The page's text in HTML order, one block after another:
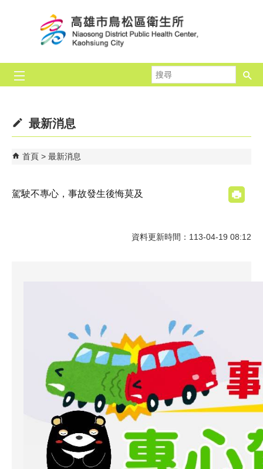
尋
最新消息
首頁 最新消息
駕駛不專心，事故發生後悔莫及
資料更新時間：113-04-19 08:12